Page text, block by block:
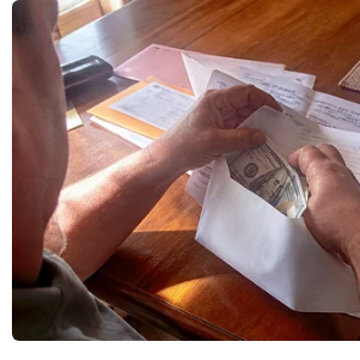
tham dự đám giỗ tại gia đình
(xóm 5, xã Hòa Hải, huyện
Bác sỹ Đinh Văn Tương cũng
nhân nhập viện ngày 26/3 vẫn
trị tích cực, các triệu chứng đã
80% và có thể xuất viện trong
tới.
Theo ông Phan Văn Thuận,
huyện Hương Khê, khó khăn
không lấy được mẫu thức ăn để